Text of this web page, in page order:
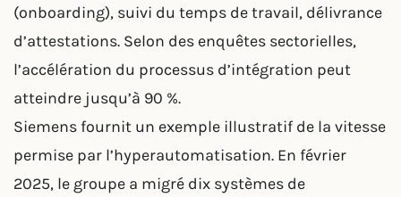
(onboarding), suivi du temps de travail, délivrance
d’attestations. Selon des enquêtes sectorielles,
l’accélération du processus d’intégration peut
atteindre jusqu’à 90 %.
Siemens fournit un exemple illustratif de la vitesse
permise par l’hyperautomatisation. En février
2025, le groupe a migré dix systèmes de